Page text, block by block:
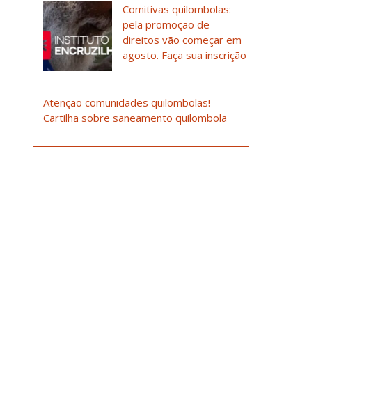
Comitivas quilombolas:
pela promoção de
direitos vão começar em
agosto. Faça sua inscrição
Atenção comunidades quilombolas!
Cartilha sobre saneamento quilombola